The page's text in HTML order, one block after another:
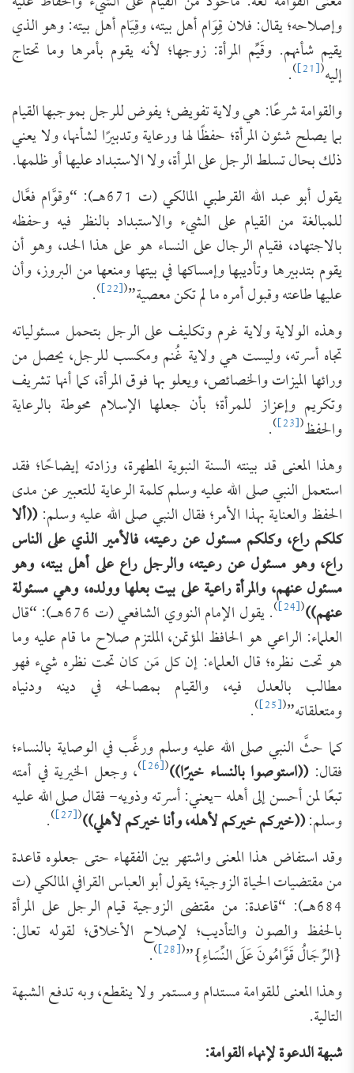
وإصلاحه؛ يقال: فلان قِوَام أهل بيته، وقِيَام أهل بيته: وهو الذي
يقيم شأنهم. وقَيِّم المرأة: زوجها؛ لأنه يقوم بأمرها وما تحتاج
إليه(
[21]
)
.
والقوامة شرعًا: هي ولاية تفويض؛ يفوض للرجل بموجبها القيام
بما يصلح شئون المرأة؛ حفظًا لها ورعاية وتدبيرًا لشأنها، ولا يعني
ذلك بحال تسلط الرجل على المرأة، ولا الاستبداد عليها أو ظلمها.
يقول أبو عبد الله القرطبي المالكي (ت 671هـ): “وقوَّام فعَّال
للمبالغة من القيام على الشيء والاستبداد بالنظر فيه وحفظه
بالاجتهاد، فقيام الرجال على النساء هو على هذا الحد، وهو أن
يقوم بتدبيرها وتأديبها وإمساكها في بيتها ومنعها من البروز، وأن
عليها طاعته وقبول أمره ما لم تكن معصية”(
[22]
)
.
وهذه الولاية ولاية غرم وتكليف على الرجل بتحمل مسئولياته
تجاه أسرته، وليست هي ولاية غُنم ومكسب للرجل، يحصل من
ورائها الميزات والخصائص، ويعلو بها فوق المرأة، كما أنها تشريف
وتكريم وإعزاز للمرأة؛ بأن جعلها الإسلام محوطة بالرعاية
والحفظ(
[23]
)
.
وهذا المعنى قد بينته السنة النبوية المطهرة، وزادته إيضاحًا؛ فقد
استعمل النبي صلى الله عليه وسلم كلمة الرعاية للتعبير عن مدى
الحفظ والعناية بهذا الأمر؛ فقال النبي صلى الله عليه وسلم:((ألا
كلكم راع، وكلكم مسئول عن رعيته، فالأمير الذي على الناس
راع، وهو مسئول عن رعيته، والرجل راع على أهل بيته، وهو
مسئول عنهم، والمرأة راعية على بيت بعلها وولده، وهي مسئولة
عنهم))(
[24]
) . يقول الإمام النووي الشافعي (ت 676هـ): “قال
العلماء: الراعي هو الحافظ المؤتمن، الملتزم صلاح ما قام عليه وما
هو تحت نظره؛ قال العلماء: إن كل مَن كان تحت نظره شيء فهو
مطالب بالعدل فيه، والقيام بمصالحه في دينه ودنياه
ومتعلقاته”(
[25]
)
.
كما حثَّ النبي صلى الله عليه وسلم ورغَّب في الوصاية بالنساء؛
فقال:((استوصوا بالنساء خيرًا))(
[26]
)، وجعل الخيرية في أمته
تبعًا لمن أحسن إلى أهله -يعني: أسرته وذويه- فقال صلى الله عليه
وسلم:((خيركم خيركم لأهله، وأنا خيركم لأهلي))(
[27]
)
.
وقد استفاض هذا المعنى واشتهر بين الفقهاء حتى جعلوه قاعدة
من مقتضيات الحياة الزوجية؛ يقول أبو العباس القرافي المالكي (ت
684هـ): “قاعدة: من مقتضى الزوجية قيام الرجل على المرأة
بالحفظ والصون والتأديب؛ لإصلاح الأخلاق؛ لقوله تعالى:
{الرِّجَالُ قَوَّامُونَ عَلَى النِّسَاءِ}”(
[28]
)
.
وهذا المعنى للقوامة مستدام ومستمر ولا ينقطع، وبه تدفع الشبهة
التالية.
شبهة الدعوة لإنهاء القوامة: